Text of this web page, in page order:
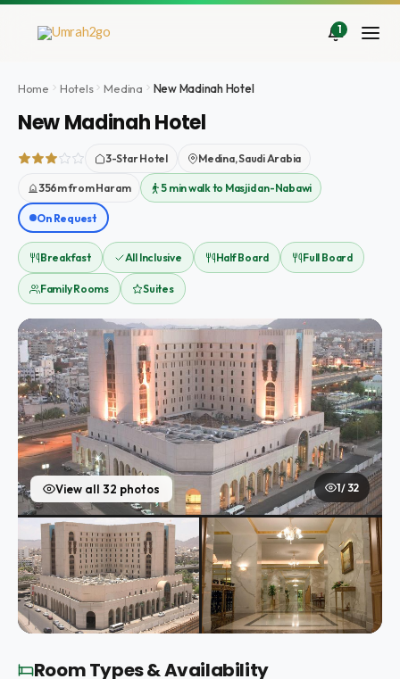
Ir
1
Home Hotels Medina New Madinah Hotel
New Madinah Hotel
3-Star Hotel Medina, Saudi Arabia
356m from Haram 5 min walk to Masjid an-Nabawi
On Request
Breakfast All Inclusive Half Board Full Board
Family Rooms Suites
View all 32 photos 1 / 32
Room Types & Availability